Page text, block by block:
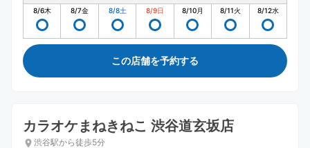
8/6木 8/7金 8/8土 8/9日 8/10月 8/11火 8/12水
この店舗を予約する
カラオケまねきねこ 渋谷道玄坂店
渋谷駅から徒歩5分